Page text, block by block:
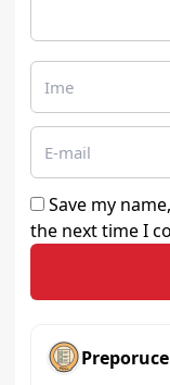
Save my
the next time I